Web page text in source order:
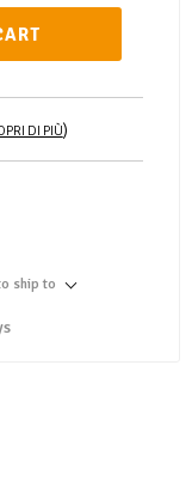
DI PIÙ)
ship to